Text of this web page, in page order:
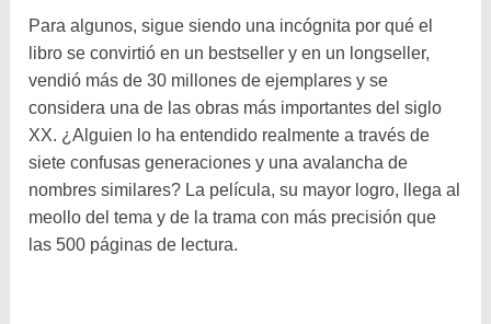
Para algunos, sigue siendo una incógnita por qué el
libro se convirtió en un bestseller y en un longseller,
vendió más de 30 millones de ejemplares y se
considera una de las obras más importantes del siglo
XX. ¿Alguien lo ha entendido realmente a través de
siete confusas generaciones y una avalancha de
nombres similares? La película, su mayor logro, llega al
meollo del tema y de la trama con más precisión que
las 500 páginas de lectura.